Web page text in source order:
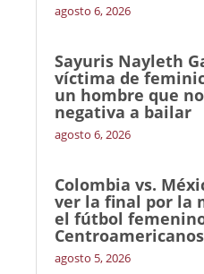
agosto 6, 2026
Sayuris Nayleth
víctima de
un hombre que
negativa a bailar
agosto 6, 2026
Colombia vs.
ver la final por la
el fútbol
agosto 5, 2026